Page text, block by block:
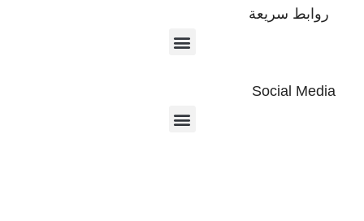
روابط سريعة
Social Media